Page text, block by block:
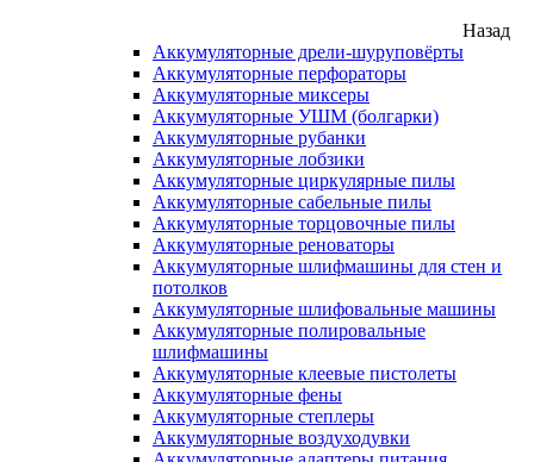
Назад
Аккумуляторные дрели-шуруповёрты
Аккумуляторные перфораторы
Аккумуляторные миксеры
Аккумуляторные УШМ (болгарки)
Аккумуляторные рубанки
Аккумуляторные лобзики
Аккумуляторные циркулярные пилы
Аккумуляторные сабельные пилы
Аккумуляторные торцовочные пилы
Аккумуляторные реноваторы
Аккумуляторные шлифмашины для стен и
потолков
Аккумуляторные шлифовальные машины
Аккумуляторные полировальные
шлифмашины
Аккумуляторные клеевые пистолеты
Аккумуляторные фены
Аккумуляторные степлеры
Аккумуляторные воздуходувки